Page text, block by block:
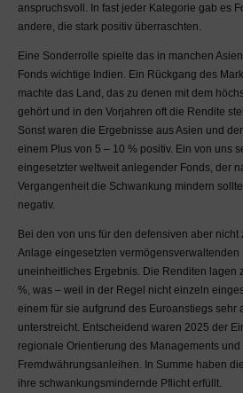
anspruchsvoll. In fast jeder Kategorie gab es
andere, die stark positiv überraschten.
Eine Sonderrolle spielte das in manchen
Fonds wichtige Indien. Ein Rückgang des
machte das Land, das zu denen mit dem
gehört und in den Vorjahren oft die Rendite
Sonst waren die Ergebnisse aus Asien und
einem Plus von 5 – 10 % positiv. Ein von uns
eingesetzter weltweit anlegender Fonds, der
Vergangenheit die Schwankung mindern
negativ.
Bei den von uns für den defensiven aber nicht
Anlage eingesetzten vermögensverwaltenden
uneinheitliches Ergebnis. Die Renditen lagen
%, was – weil in der Regel nicht einzeln
einem für sie aufgrund des Euroanstiegs sehr
unterstreicht. Entscheidend waren 2025 der
regionale Orientierung des Managements
Fremdwährungsanleihen. In Summe haben
ihre schwankungsmindernde Pflicht erfüllt.